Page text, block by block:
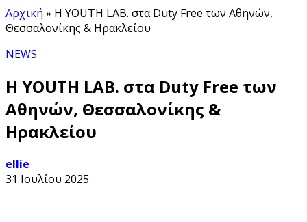
Αρχική » H YOUTH LAB. στα Duty Free των Αθηνών,
Θεσσαλονίκης & Ηρακλείου
NEWS
H YOUTH LAB. στα Duty Free των
Αθηνών, Θεσσαλονίκης &
Ηρακλείου
ellie
31 Ιουλίου 2025